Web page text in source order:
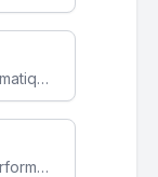
Optimisez votre stratégie informatique avec l'expertise de nos consultants pour améliorer votre efficacité et sécurité.
Garantissez la stabilité et la performance de votre entreprise avec une infrastructure IT sécurisée et évolutive.